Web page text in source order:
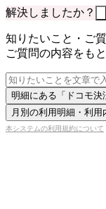
解決しましたか？
知りたいこと・ご
ご質問の内容をも
明細にある「ドコモ
月別の利用明細・利用
本システムの利用規約について